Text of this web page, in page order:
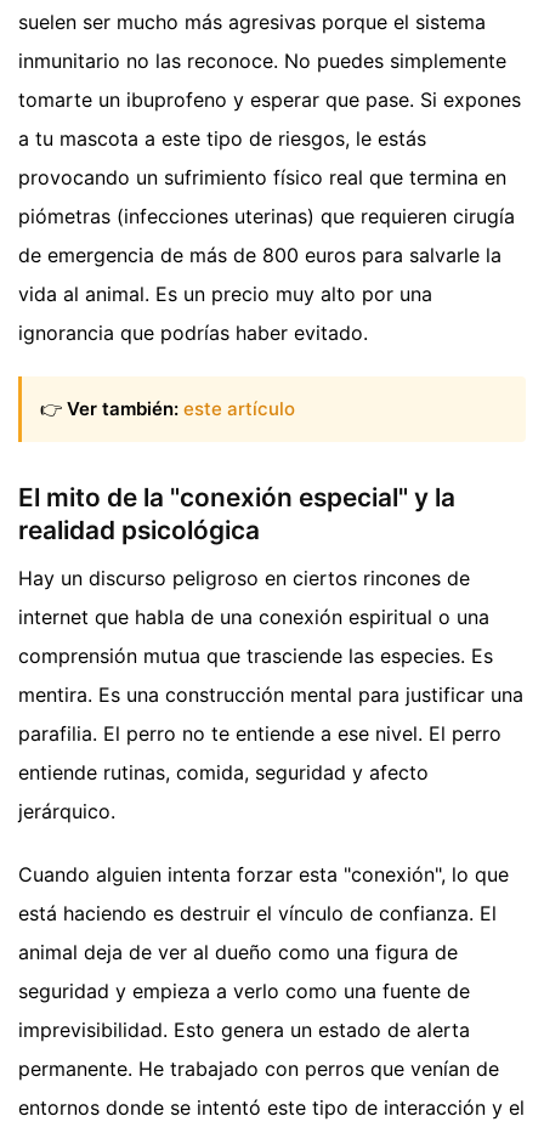
suelen ser mucho más agresivas porque el sistema
inmunitario no las reconoce. No puedes simplemente
tomarte un ibuprofeno y esperar que pase. Si expones
a tu mascota a este tipo de riesgos, le estás
provocando un sufrimiento físico real que termina en
piómetras (infecciones uterinas) que requieren cirugía
de emergencia de más de 800 euros para salvarle la
vida al animal. Es un precio muy alto por una
ignorancia que podrías haber evitado.
👉 Ver también: este artículo
El mito de la "conexión especial" y la
realidad psicológica
Hay un discurso peligroso en ciertos rincones de
internet que habla de una conexión espiritual o una
comprensión mutua que trasciende las especies. Es
mentira. Es una construcción mental para justificar una
parafilia. El perro no te entiende a ese nivel. El perro
entiende rutinas, comida, seguridad y afecto
jerárquico.
Cuando alguien intenta forzar esta "conexión", lo que
está haciendo es destruir el vínculo de confianza. El
animal deja de ver al dueño como una figura de
seguridad y empieza a verlo como una fuente de
imprevisibilidad. Esto genera un estado de alerta
permanente. He trabajado con perros que venían de
entornos donde se intentó este tipo de interacción y el